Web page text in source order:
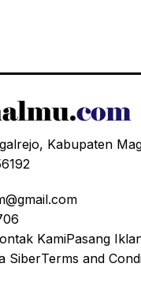
Kabupaten
KamiPasang
SiberTerms and